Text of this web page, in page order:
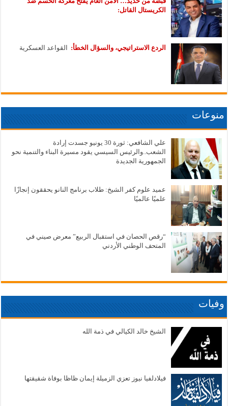
الكريستال القاتل:
الردع الاستراتيجي، والسؤال الخطأ: القواعد العسكرية
منوعات
علي الشافعي: ثورة 30 يونيو جسدت إرادة
الشعب..والرئيس السيسي يقود مسيرة البناء والتنمية نحو
الجمهورية الجديدة
عميد علوم كفر الشيخ: طلاب برنامج النانو يحققون إنجازًا
علميًا عالميًا
“رقص الحصان في استقبال الربيع” معرض صيني في
المتحف الوطني الأردني
وفيات
الشيخ خالد الكيالي في ذمة الله
فيلادلفيا نيوز تعزي الزميلة إيمان ظاظا بوفاة شقيقتها